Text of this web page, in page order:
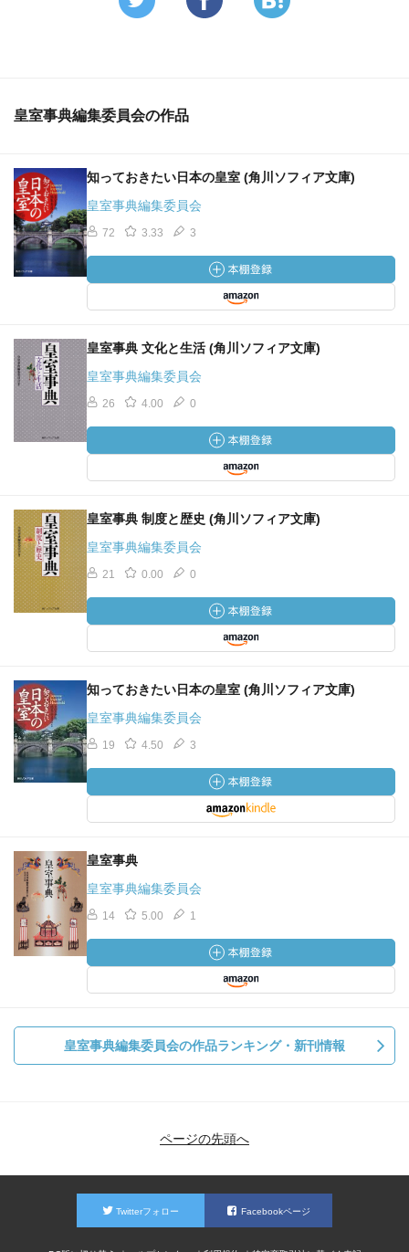
皇室事典編集委員会の作品
知っておきたい日本の皇室 (角川ソフィア文庫)
皇室事典編集委員会
72 3.33 3
皇室事典 文化と生活 (角川ソフィア文庫)
皇室事典編集委員会
26 4.00 0
皇室事典 制度と歴史 (角川ソフィア文庫)
皇室事典編集委員会
21 0.00 0
知っておきたい日本の皇室 (角川ソフィア文庫)
皇室事典編集委員会
19 4.50 3
皇室事典
皇室事典編集委員会
14 5.00 1
皇室事典編集委員会の作品ランキング・新刊情報
ページの先頭へ
Twitterフォロー Facebookページ